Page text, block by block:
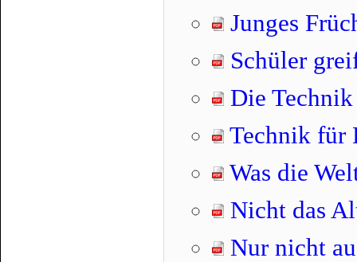
Junges
Schüler
Die
Technik für
Was die
Nicht das
Nur nicht